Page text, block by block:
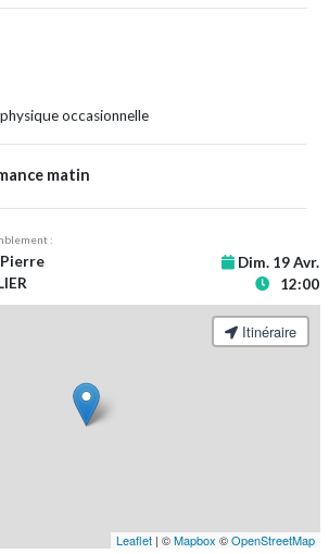
occasionnelle
matin
:
Dim. 19 Avr.
12:00
Itinéraire
Leaflet | ©Mapbox ©OpenStreetMap